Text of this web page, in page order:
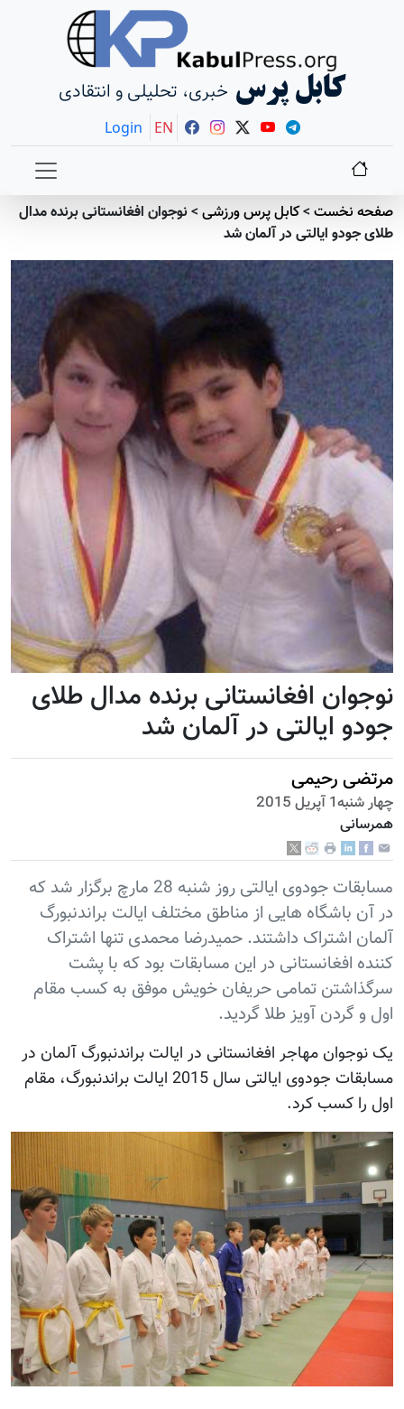
کابل پرس خبری، تحلیلی و انتقادی
Login EN
صفحه نخست>کابل پرس ورزشی>نوجوان افغانستانی برنده مدال
طلای جودو ایالتی در آلمان شد
نوجوان افغانستانی برنده مدال طلای
جودو ایالتی در آلمان شد
مرتضی رحیمی
چهار شنبه1 آپریل 2015
همرسانی
مسابقات جودوی ایالتی روز شنبه 28 مارچ برگزار شد که
در آن باشگاه هایی از مناطق مختلف ایالت براندنبورگ
آلمان اشتراک داشتند. حمیدرضا محمدی تنها اشتراک
کننده افغانستانی در این مسابقات بود که با پشت
سرگذاشتن تمامی حریفان خویش موفق به کسب مقام
اول و گردن آویز طلا گردید.
یک نوجوان مهاجر افغانستانی در ایالت براندنبورگ آلمان در
مسابقات جودوی ایالتی سال 2015 ایالت براندنبورگ، مقام
اول را کسب کرد.